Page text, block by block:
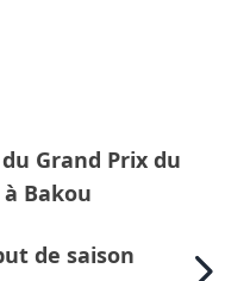
Grand Prix du
Bakou
de saison